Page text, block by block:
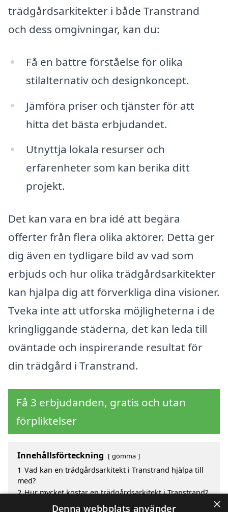
trädgårdsarkitekter i både Transtrand
och dess omgivningar, kan du:
Få en bättre förståelse för olika
stilalternativ och designkoncept.
Jämföra priser och tjänster för att
hitta det bästa erbjudandet.
Utnyttja lokala resurser och
erfarenheter som kan berika ditt
projekt.
Det kan vara en bra idé att begära
offerter från flera olika aktörer. Detta ger
dig även en tydligare bild av vad som
erbjuds och hur olika trädgårdsarkitekter
kan hjälpa dig att förverkliga dina visioner.
Tveka inte att utforska möjligheterna i de
kringliggande städerna, det kan leda till
oväntade och inspirerande resultat för
din trädgård i Transtrand.
Få 3 erbjudanden, gratis och utan
förpliktelser
Innehållsförteckning gömma
1 Vad kan en trädgårdsarkitekt i Transtrand hjälpa till
med?
2 Hur mycket kostar en trädgårdsarkitekt i Transtrand?
Fördelar med att välja trädgårdsarkitekt i Transtrand
×
Denna webbplats använder